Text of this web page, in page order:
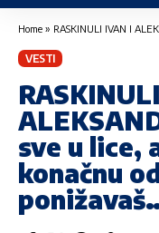
Home » RASKINULI IVAN I
VESTI
sve u lice,
konačnu